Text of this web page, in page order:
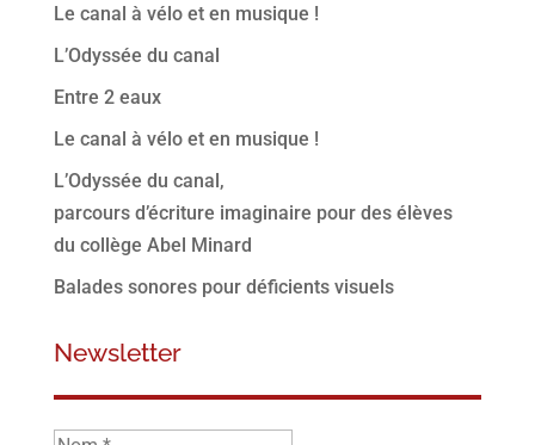
Le canal à vélo et en musique !
L’Odyssée du canal
Entre 2 eaux
Le canal à vélo et en musique !
L’Odyssée du canal,
parcours d’écriture imaginaire pour des élèves
du collège Abel Minard
Balades sonores pour déficients visuels
Newsletter